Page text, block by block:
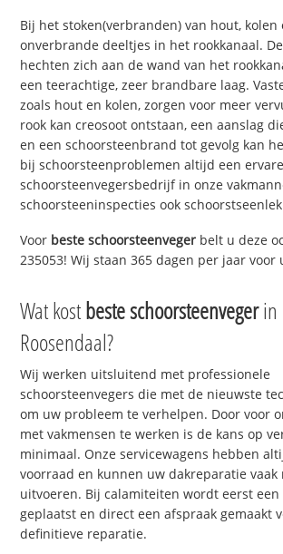
Bij het stoken(verbranden) van hout, kolen
onverbrande deeltjes in het rookkanaal.
hechten zich aan de wand van het
een teerachtige, zeer brandbare laag.
zoals hout en kolen, zorgen voor meer
rook kan creosoot ontstaan, een aanslag
en een schoorsteenbrand tot gevolg kan
bij schoorsteenproblemen altijd een
schoorsteenvegersbedrijf in onze
schoorsteeninspecties ook
Voor beste schoorsteenveger belt u deze
235053! Wij staan 365 dagen per jaar voor
Wat kostbeste schoorsteenvegerin
Roosendaal?
Wij werken uitsluitend met professionele
schoorsteenvegers die met de nieuwste
om uw probleem te verhelpen. Door voor
met vakmensen te werken is de kans op
minimaal. Onze servicewagens hebben
voorraad en kunnen uw dakreparatie vaak
uitvoeren. Bij calamiteiten wordt eerst
geplaatst en direct een afspraak gemaakt
definitieve reparatie.